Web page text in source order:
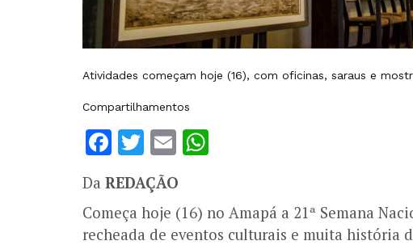
Atividades começam hoje (16), com oficinas, saraus e
Compartilhamentos
Facebook
Twitter
Email
Da REDAÇÃO
Começa hoje (16) no Amapá a 21ª Semana
recheada de eventos culturais e muita história